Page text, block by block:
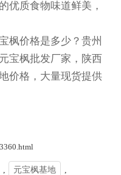
优质食物味道鲜美，
枫价格是多少？贵州
宝枫批发厂家，陕西
价格，大量现货提供
元宝枫基地